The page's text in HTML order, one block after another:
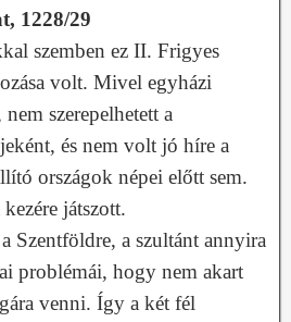
1228/29
szemben ez II. Frigyes
volt. Mivel egyházi
szerepelhetett a
és nem volt jó híre a
országok népei előtt sem.
játszott.
Szentföldre, a szultánt annyira
problémái, hogy nem akart
venni. Így a két fél